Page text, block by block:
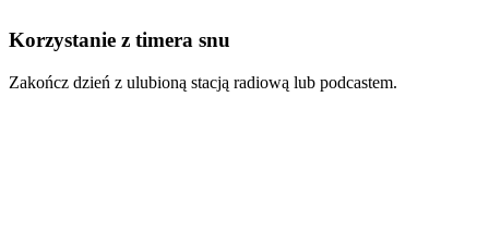
Korzystanie z timera snu
Zakończ dzień z ulubioną stacją radiową lub podcastem.